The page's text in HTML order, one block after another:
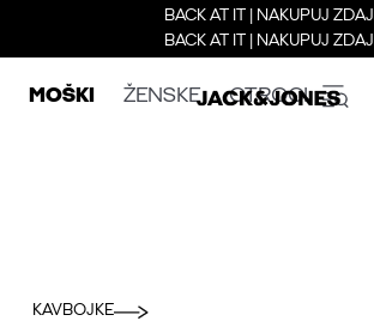
BACK AT IT | NAKUPUJ ZDAJ
BACK AT IT | NAKUPUJ ZDAJ
MOŠKI ŽENSKE OTROCI
KAVBOJKE